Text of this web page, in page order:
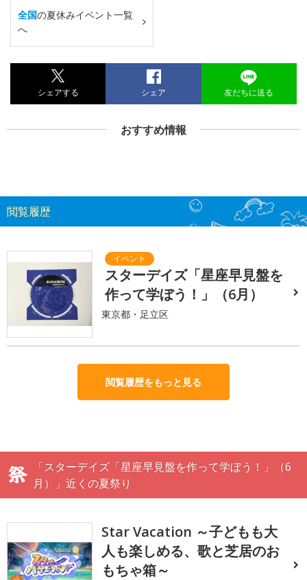
全国の夏休みイベント一覧
へ
シェアする シェア 友だちに送る
おすすめ情報
閲覧履歴
スターデイズ「星座早見盤を
作って学ぼう！」（6月）
東京都・足立区
閲覧履歴をもっと見る
「スターデイズ「星座早見盤を作って学ぼう！」（6
月）」近くの夏祭り
Star Vacation ～子どもも大
人も楽しめる、歌と芝居のお
もちゃ箱～